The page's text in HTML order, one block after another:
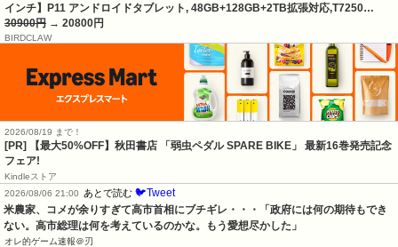
インチ】P11 アンドロイドタブレット, 48GB+128GB+2TB拡張対応,T7250…
30900円 → 20800円
BIRDCLAW
2026/08/19 まで！
[PR] 【最大50%OFF】秋田書店 「弱虫ペダル SPARE BIKE」 最新16巻発売記念
フェア!
Kindleストア
2026/08/06 21:00
あとで読む 🐦Tweet
米農家、コメが余りすぎて高市首相にブチギレ・・・「政府には何の期待もでき
ない。高市総理は何を考えているのかな。もう愛想尽かした」
オレ的ゲーム速報＠刃